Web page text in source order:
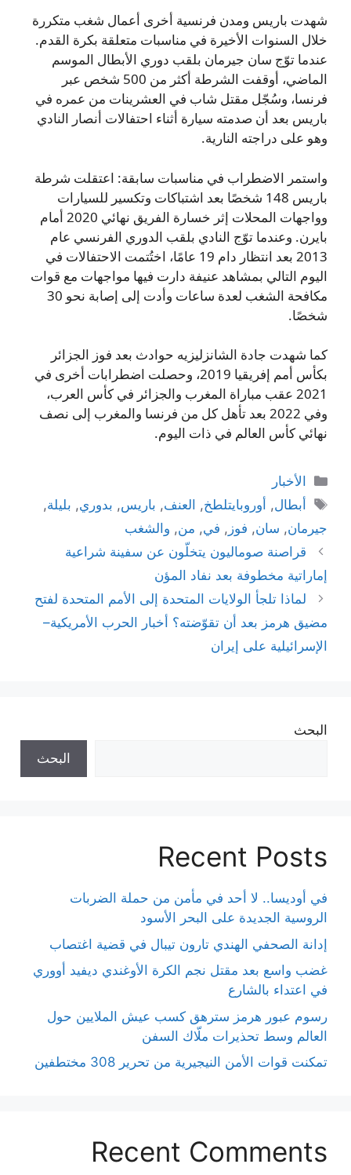
شهدت باريس ومدن فرنسية أخرى أعمال شغب متكررة
خلال السنوات الأخيرة في مناسبات متعلقة بكرة القدم.
عندما توّج سان جيرمان بلقب دوري الأبطال الموسم
الماضي، أوقفت الشرطة أكثر من 500 شخص عبر
فرنسا، وسُجّل مقتل شاب في العشرينات من عمره في
باريس بعد أن صدمته سيارة أثناء احتفالات أنصار النادي
وهو على دراجته النارية.
واستمر الاضطراب في مناسبات سابقة: اعتقلت شرطة
باريس 148 شخصًا بعد اشتباكات وتكسير للسيارات
وواجهات المحلات إثر خسارة الفريق نهائي 2020 أمام
بايرن. وعندما توّج النادي بلقب الدوري الفرنسي عام
2013 بعد انتظار دام 19 عامًا، اختُتمت الاحتفالات في
اليوم التالي بمشاهد عنيفة دارت فيها مواجهات مع قوات
مكافحة الشغب لعدة ساعات وأدت إلى إصابة نحو 30
شخصًا.
كما شهدت جادة الشانزليزيه حوادث بعد فوز الجزائر
بكأس أمم إفريقيا 2019، وحصلت اضطرابات أخرى في
2021 عقب مباراة المغرب والجزائر في كأس العرب،
وفي 2022 بعد تأهل كل من فرنسا والمغرب إلى نصف
نهائي كأس العالم في ذات اليوم.
التصنيفات
الأخبار
الوسوم
أبطال, أوروبايتلطخ, العنف, باريس, بدوري, بليلة,
جيرمان, سان, فوز , في, من, والشغب
قراصنة صوماليون يتخلّون عن سفينة شراعية
إماراتية مخطوفة بعد نفاد المؤن
لماذا تلجأ الولايات المتحدة إلى الأمم المتحدة لفتح
مضيق هرمز بعد أن تقوّضته؟ أخبار الحرب الأمريكية–
الإسرائيلية على إيران
البحث
البحث
Recent Posts
في أوديسا.. لا أحد في مأمن من حملة الضربات
الروسية الجديدة على البحر الأسود
إدانة الصحفي الهندي تارون تيبال في قضية اغتصاب
غضب واسع بعد مقتل نجم الكرة الأوغندي ديفيد أووري
في اعتداء بالشارع
رسوم عبور هرمز سترهق كسب عيش الملايين حول
العالم وسط تحذيرات ملّاك السفن
تمكنت قوات الأمن النيجيرية من تحرير 308 مختطفين
Recent Comments